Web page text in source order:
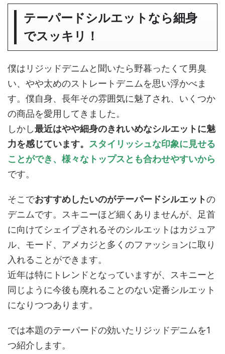
テーパードシルエットなら細身
でスッキリ！
僕はリジッドデニムと聞いたら野暮ったくて男臭
い、やや太めのストレートデニムを思い浮かべま
す。僕自身、長年その雰囲気に魅了され、いくつか
の商品を愛用してきました。
しかし最近はやや細身のきれいめなシルエットに魅
力を感じています。 スタイリッシュな印象に見せる
ことができ、様々なトップスとも合わせやすいから
です。
そこでおすすめしたいのがテーパードシルエットの
デニムです。スキニーほど細くありませんが、足首
に向けてシェイプされるそのシルエットはカジュア
ル、モード、アメカジと多くのファッションに取り
入れることができます。
近年は特にトレンドとなっていますが、スキニーと
同じように今後も廃れることのない定番シルエット
になりつつあります。
では本題のテーパードの効いたリジッドデニムを1
つ紹介します。